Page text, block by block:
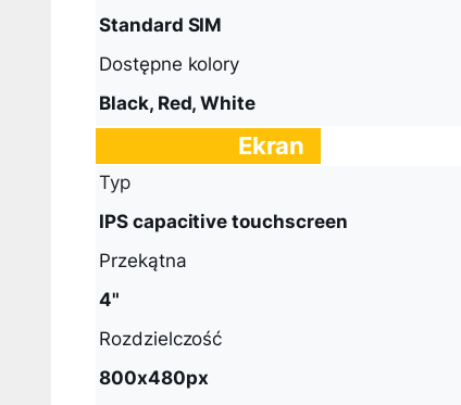
Standard SIM
Dostępne kolory
Black, Red, White
Ekran
Typ
IPS capacitive touchscreen
Przekątna
4"
Rozdzielczość
800x480px